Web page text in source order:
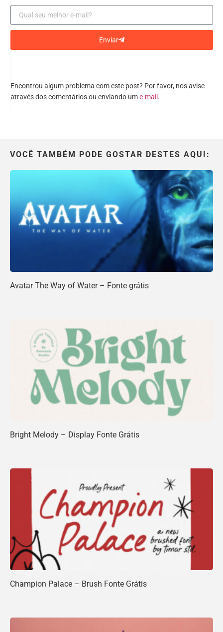
Enviar
Encontrou algum problema com este post? Por favor, nos avise
através dos comentários ou enviando ume-mail .
VOCÊ TAMBÉM PODE GOSTAR DESTES AQUI:
Avatar The Way of Water – Fonte grátis
Bright Melody – Display Fonte Grátis
Champion Palace – Brush Fonte Grátis